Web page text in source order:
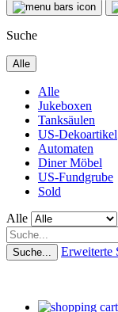
Suche
Alle
Alle
Jukeboxen
Tanksäulen
US-Dekoartikel
Automaten
Diner Möbel
US-Fundgrube
Sold
Alle
Suche... Erweiterte